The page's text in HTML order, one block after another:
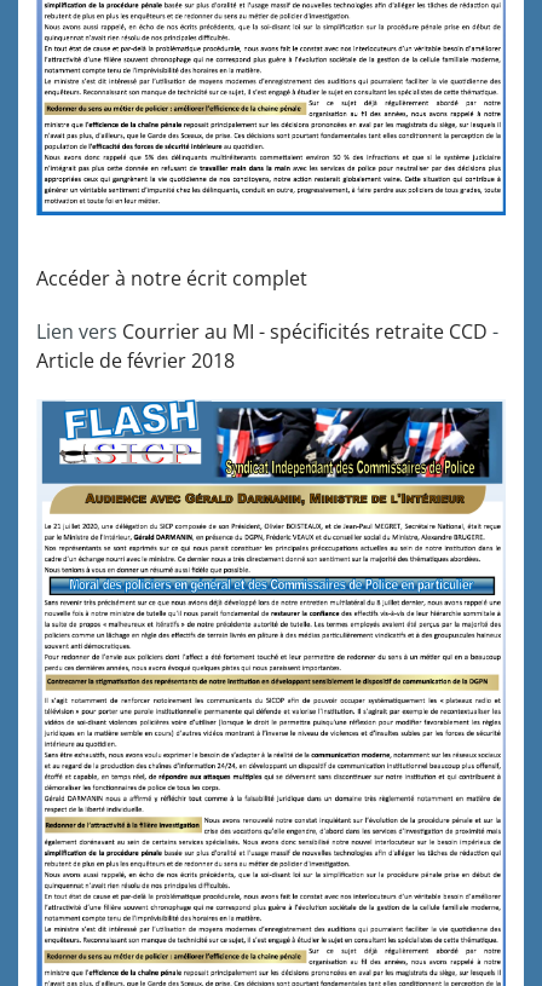
Accéder à notre écrit complet
Lien vers Courrier au MI - spécificités retraite CCD -
Article de février 2018